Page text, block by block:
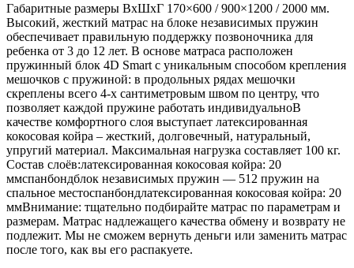
Габаритные размеры ВхШхГ 170×600 / 900×1200 / 2000 мм.
Высокий, жесткий матрас на блоке независимых пружин
обеспечивает правильную поддержку позвоночника для
ребенка от 3 до 12 лет. В основе матраса расположен
пружинный блок 4D Smart с уникальным способом крепления
мешочков с пружиной: в продольных рядах мешочки
скреплены всего 4-х сантиметровым швом по центру, что
позволяет каждой пружине работать индивидуальноВ
качестве комфортного слоя выступает латексированная
кокосовая койра – жесткий, долговечный, натуральный,
упругий материал. Максимальная нагрузка составляет 100 кг.
Состав слоёв:латексированная кокосовая койра: 20
ммспанбондблок независимых пружин — 512 пружин на
спальное местоспанбондлатексированная кокосовая койра: 20
ммВнимание: тщательно подбирайте матрас по параметрам и
размерам. Матрас надлежащего качества обмену и возврату не
подлежит. Мы не сможем вернуть деньги или заменить матрас
после того, как вы его распакуете.